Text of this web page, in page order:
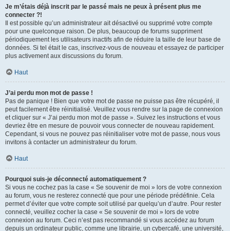
Je m’étais déjà inscrit par le passé mais ne peux à présent plus me
connecter ?!
Il est possible qu’un administrateur ait désactivé ou supprimé votre compte
pour une quelconque raison. De plus, beaucoup de forums suppriment
périodiquement les utilisateurs inactifs afin de réduire la taille de leur base de
données. Si tel était le cas, inscrivez-vous de nouveau et essayez de participer
plus activement aux discussions du forum.
Haut
J’ai perdu mon mot de passe !
Pas de panique ! Bien que votre mot de passe ne puisse pas être récupéré, il
peut facilement être réinitialisé. Veuillez vous rendre sur la page de connexion
et cliquer sur « J’ai perdu mon mot de passe ». Suivez les instructions et vous
devriez être en mesure de pouvoir vous connecter de nouveau rapidement.
Cependant, si vous ne pouvez pas réinitialiser votre mot de passe, nous vous
invitons à contacter un administrateur du forum.
Haut
Pourquoi suis-je déconnecté automatiquement ?
Si vous ne cochez pas la case « Se souvenir de moi » lors de votre connexion
au forum, vous ne resterez connecté que pour une période prédéfinie. Cela
permet d’éviter que votre compte soit utilisé par quelqu’un d’autre. Pour rester
connecté, veuillez cocher la case « Se souvenir de moi » lors de votre
connexion au forum. Ceci n’est pas recommandé si vous accédez au forum
depuis un ordinateur public, comme une librairie, un cybercafé, une université,